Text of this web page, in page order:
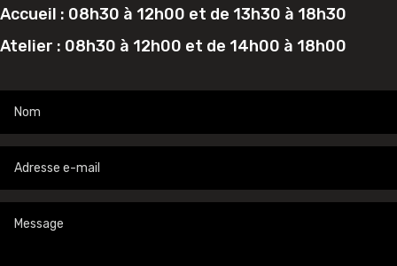
Accueil : 08h30 à 12h00 et de 13h30 à 18h30
Atelier : 08h30 à 12h00 et de 14h00 à 18h00